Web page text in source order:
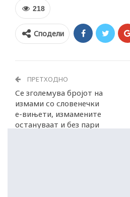
218
Сподели
ПРЕТХОДНО
Се зголемува бројот на
измами со словенечки
е-вињети, измамените
остануваат и без пари